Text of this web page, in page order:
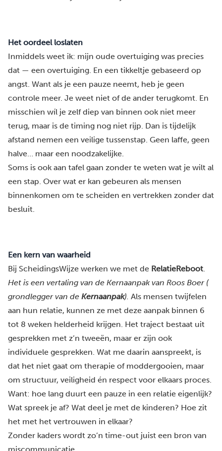
Het oordeel loslaten
Inmiddels weet ik: mijn oude overtuiging was precies
dat — een overtuiging. En een tikkeltje gebaseerd op
angst. Want als je een pauze neemt, heb je geen
controle meer. Je weet niet of de ander terugkomt. En
misschien wíl je zelf diep van binnen ook niet meer
terug, maar is de timing nog niet rijp. Dan is tijdelijk
afstand nemen een veilige tussenstap. Geen laffe, geen
halve… maar een noodzakelijke.
Soms is ook aan tafel gaan zonder te weten wat je wilt al
een stap. Over wat er kan gebeuren als mensen
binnenkomen om te scheiden en vertrekken zonder dat
besluit.
Een kern van waarheid
Bij ScheidingsWijze werken we met de RelatieReboot.
Het is een vertaling van de Kernaanpak van Roos Boer (
grondlegger van de Kernaanpak). Als mensen twijfelen
aan hun relatie, kunnen ze met deze aanpak binnen 6
tot 8 weken helderheid krijgen. Het traject bestaat uit
gesprekken met z’n tweeën, maar er zijn ook
individuele gesprekken. Wat me daarin aanspreekt, is
dat het niet gaat om therapie of moddergooien, maar
om structuur, veiligheid én respect voor elkaars proces.
Want: hoe lang duurt een pauze in een relatie eigenlijk?
Wat spreek je af? Wat deel je met de kinderen? Hoe zit
het met het vertrouwen in elkaar?
Zonder kaders wordt zo’n time-out juist een bron van